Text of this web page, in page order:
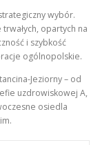
wybór.
opartych na
i szybkość
ogólnopolskie.
Jeziorny – od
uzdrowiskowej A,
osiedla